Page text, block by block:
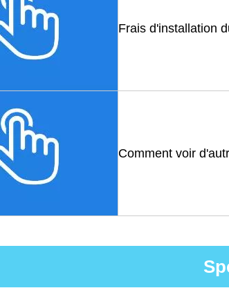
Frais d'installation
Comment voir